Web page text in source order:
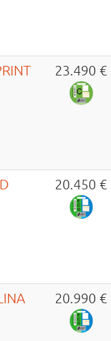
23.490 €
20.450 €
20.990 €